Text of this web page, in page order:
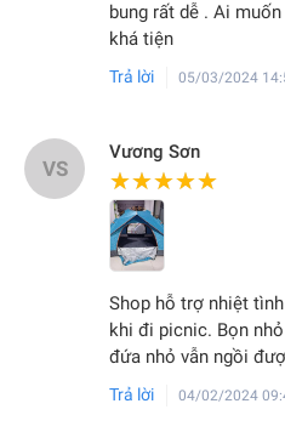
bung rất dễ . Ai
khá tiện
Trả lời 05/03/2024
VS
Vương Sơn
★★★★★
★★★★★
Shop hỗ trợ nhiệt
khi đi picnic. Bọn
đứa nhỏ vẫn ngồi
Trả lời 04/02/2024